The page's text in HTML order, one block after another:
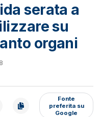
serata a
su
organi
Fonte
preferita su
Google